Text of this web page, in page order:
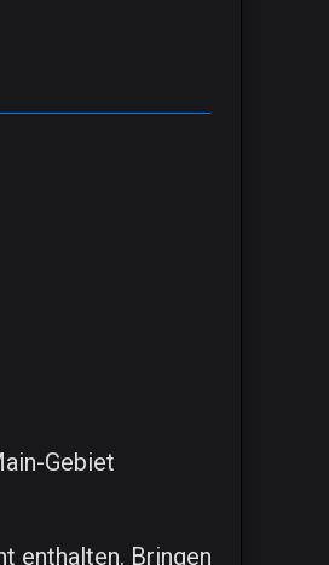
Gebiet
enthalten. Bringen